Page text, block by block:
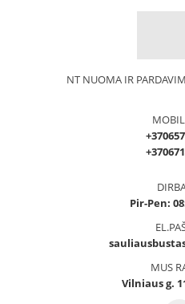
NT NUOMA IR
Pir-Pen:
MUS
Vilniaus g.